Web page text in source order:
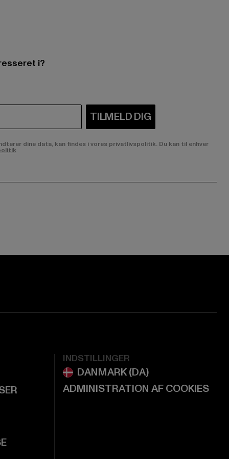
i?
TILMELD DIG
dine data, kan findes i vores privatlivspolitik. Du kan til enhver
page:channel:
INDSTILLINGER
ADMINISTRATION AF COOKIES